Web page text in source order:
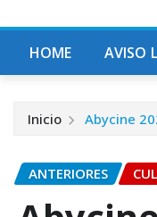
HOME AVISO
Inicio Abycine
ANTERIORES